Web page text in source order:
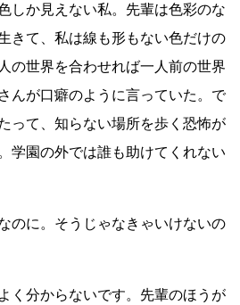
しか見えない私。先輩は色彩のな
きて、私は線も形もない色だけの
の世界を合わせれば一人前の世界
んが口癖のように言っていた。で
って、知らない場所を歩く恐怖が
学園の外では誰も助けてくれない
のに。そうじゃなきゃいけないの
く分からないです。先輩のほうが